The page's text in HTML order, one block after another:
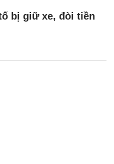
bị giữ xe, đòi tiền